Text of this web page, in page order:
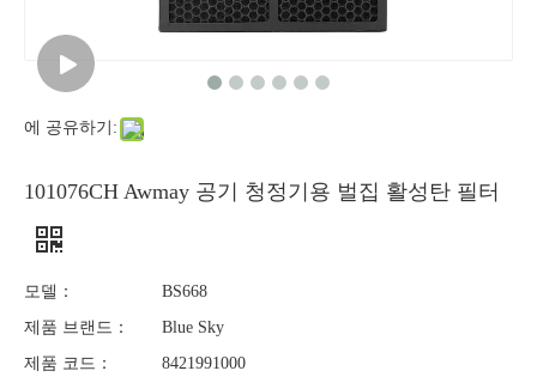
에 공유하기:
101076CH Awmay 공기 청정기용 벌집 활성탄 필터
모델：
BS668
제품 브랜드：
Blue Sky
제품 코드：
8421991000